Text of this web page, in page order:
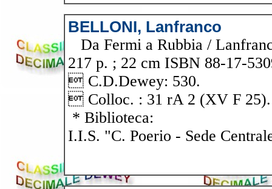
BELLONI, Lanfranco
Da Fermi a Rubbia /
217 p. ; 22 cm ISBN 88-17-
 C.D.Dewey: 530.
 Colloc. : 31 rA 2 (XV F 25).
* Biblioteca:
I.I.S. "C. Poerio - Sede